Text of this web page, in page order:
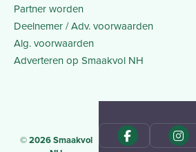
Partner worden
Deelnemer / Adv. voorwaarden
Alg. voorwaarden
Adverteren op Smaakvol NH
© 2026 Smaakvol